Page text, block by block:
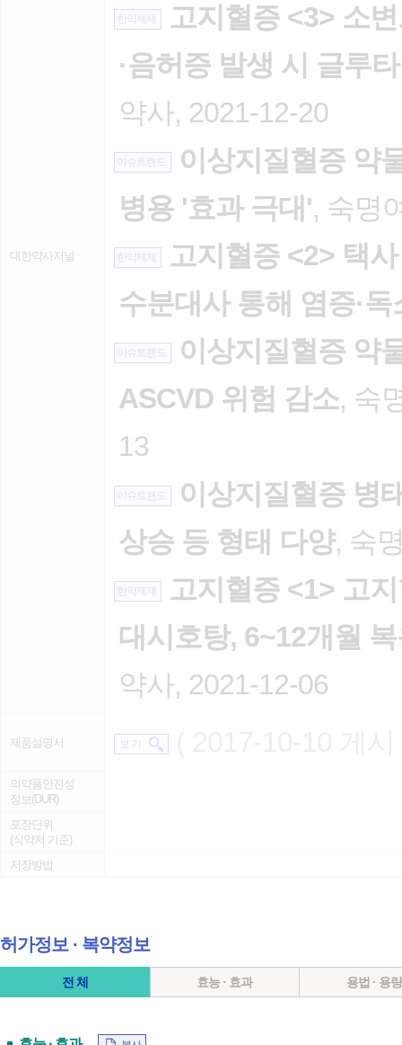
대한약사저널
한약제제
고지혈증 <3> 소
·음허증 발생 시 글루
약사, 2021-12-20
이슈트랜드
이상지질혈증 약
병용 '효과 극대', 숙명
한약제제
고지혈증 <2> 택
수분대사 통해 염증·독
이슈트랜드
이상지질혈증 약
ASCVD 위험 감소, 숙
13
이슈트랜드
이상지질혈증 병
상승 등 형태 다양, 숙
한약제제
고지혈증 <1> 고
대시호탕, 6~12개월
약사, 2021-12-06
제품설명서 보 기
의약품안전성
정보(DUR)
포장단위
(식약처 기준)
저장방법
허가정보 ∙ 복약정보
전 체 효능 · 효과 용법 · 용량